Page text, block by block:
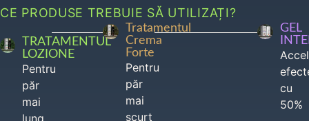
CE PRODUSE TREBUIE SĂ UTILIZAȚI?
TRATAMENTUL
LOZIONE
Pentru
păr
mai
Tratamentul
Crema
Forte
Pentru
păr
mai
scurt
GEL
cu
50%